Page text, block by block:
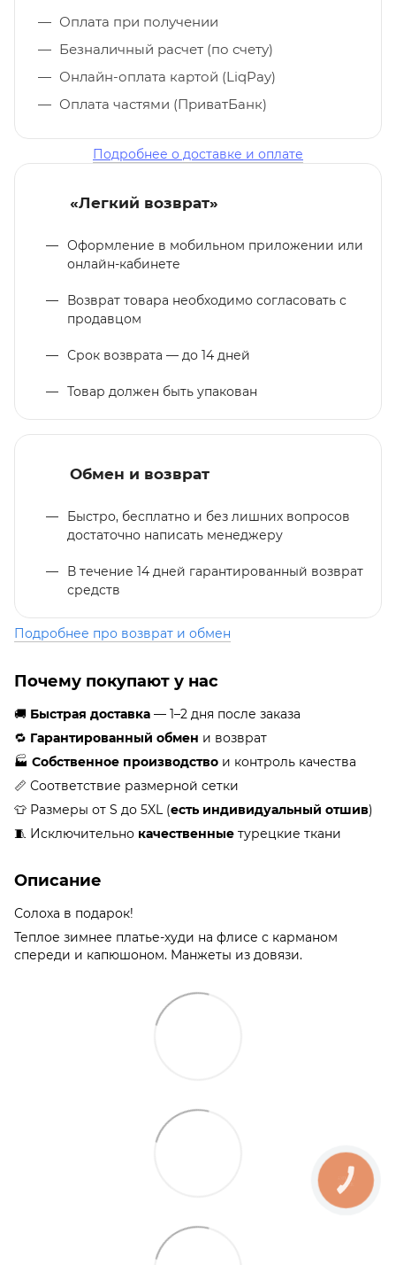
Оплата при получении
Безналичный расчет (по счету)
Онлайн-оплата картой (LiqPay)
Оплата частями (ПриватБанк)
Подробнее о доставке и оплате
«Легкий возврат»
Оформление в мобильном приложении или
онлайн-кабинете
Возврат товара необходимо согласовать с
продавцом
Срок возврата — до 14 дней
Товар должен быть упакован
Обмен и возврат
Быстро, бесплатно и без лишних вопросов
достаточно написать менеджеру
В течение 14 дней гарантированный возврат
средств
Подробнее про возврат и обмен
Почему покупают у нас
🚚 Быстрая доставка — 1–2 дня после заказа
🔁 Гарантированный обмен и возврат
🏭 Собственное производство и контроль качества
📏 Соответствие размерной сетки
👕 Размеры от S до 5XL (есть индивидуальный отшив)
🧵 Исключительно качественные турецкие ткани
Описание
Солоха в подарок!
Теплое зимнее платье-худи на флисе с карманом
спереди и капюшоном. Манжеты из довязи.
КНОПКА
ЗВ'ЯЗКУ